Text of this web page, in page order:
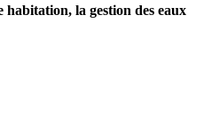
habitation, la gestion des eaux